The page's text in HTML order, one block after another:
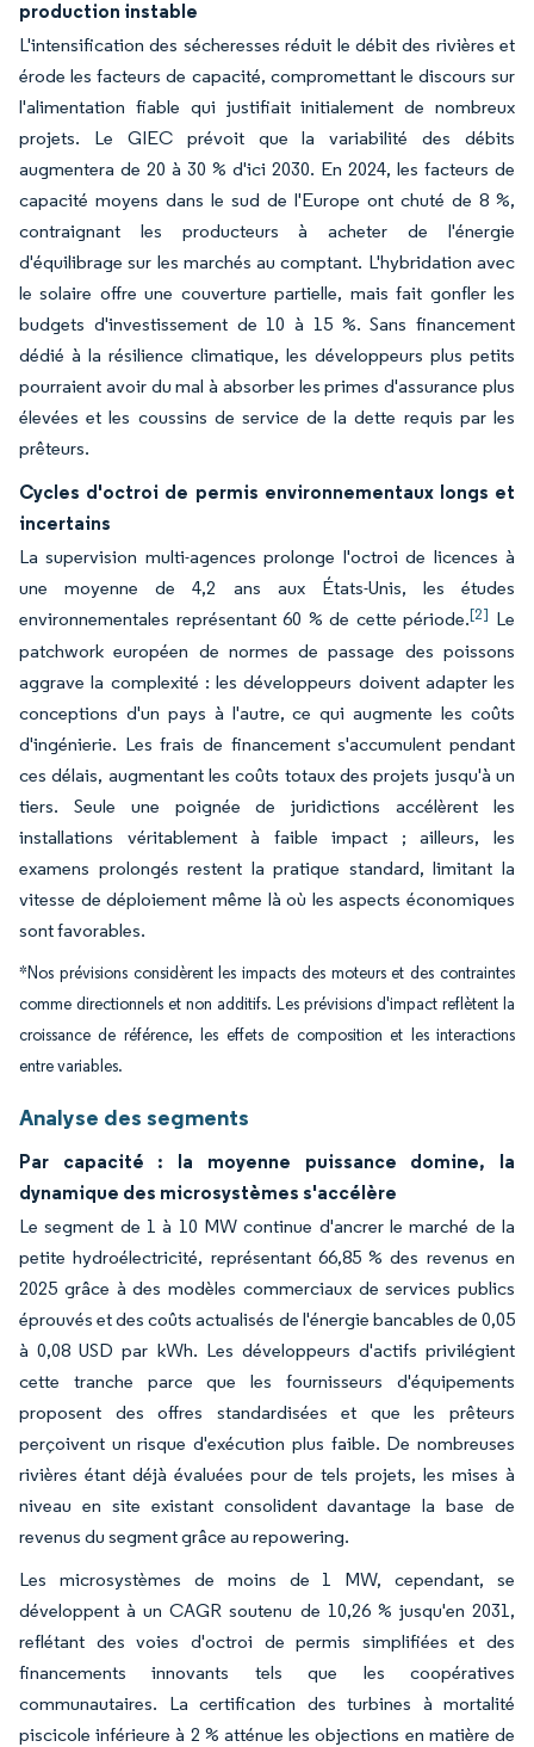
production instable
L'intensification des sécheresses réduit le débit des rivières et
érode les facteurs de capacité, compromettant le discours sur
l'alimentation fiable qui justifiait initialement de nombreux
projets. Le GIEC prévoit que la variabilité des débits
augmentera de 20 à 30 % d'ici 2030. En 2024, les facteurs de
capacité moyens dans le sud de l'Europe ont chuté de 8 %,
contraignant les producteurs à acheter de l'énergie
d'équilibrage sur les marchés au comptant. L'hybridation avec
le solaire offre une couverture partielle, mais fait gonfler les
budgets d'investissement de 10 à 15 %. Sans financement
dédié à la résilience climatique, les développeurs plus petits
pourraient avoir du mal à absorber les primes d'assurance plus
élevées et les coussins de service de la dette requis par les
prêteurs.
Cycles d'octroi de permis environnementaux longs et
incertains
La supervision multi-agences prolonge l'octroi de licences à
une moyenne de 4,2 ans aux États-Unis, les études
environnementales représentant 60 % de cette période.[2] Le
patchwork européen de normes de passage des poissons
aggrave la complexité : les développeurs doivent adapter les
conceptions d'un pays à l'autre, ce qui augmente les coûts
d'ingénierie. Les frais de financement s'accumulent pendant
ces délais, augmentant les coûts totaux des projets jusqu'à un
tiers. Seule une poignée de juridictions accélèrent les
installations véritablement à faible impact ; ailleurs, les
examens prolongés restent la pratique standard, limitant la
vitesse de déploiement même là où les aspects économiques
sont favorables.
*Nos prévisions considèrent les impacts des moteurs et des contraintes
comme directionnels et non additifs. Les prévisions d'impact reflètent la
croissance de référence, les effets de composition et les interactions
entre variables.
Analyse des segments
Par capacité : la moyenne puissance domine, la
dynamique des microsystèmes s'accélère
Le segment de 1 à 10 MW continue d'ancrer le marché de la
petite hydroélectricité, représentant 66,85 % des revenus en
2025 grâce à des modèles commerciaux de services publics
éprouvés et des coûts actualisés de l'énergie bancables de 0,05
à 0,08 USD par kWh. Les développeurs d'actifs privilégient
cette tranche parce que les fournisseurs d'équipements
proposent des offres standardisées et que les prêteurs
perçoivent un risque d'exécution plus faible. De nombreuses
rivières étant déjà évaluées pour de tels projets, les mises à
niveau en site existant consolident davantage la base de
revenus du segment grâce au repowering.
Les microsystèmes de moins de 1 MW, cependant, se
développent à un CAGR soutenu de 10,26 % jusqu'en 2031,
reflétant des voies d'octroi de permis simplifiées et des
financements innovants tels que les coopératives
communautaires. La certification des turbines à mortalité
piscicole inférieure à 2 % atténue les objections en matière de